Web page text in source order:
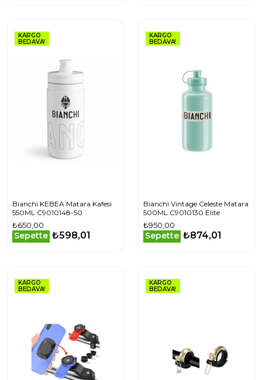
KARGO
BEDAVA!
Bianchi KEBEA Matara Kafesi
550ML C9010148-50
₺650,00
Sepette ₺598,01
KARGO
BEDAVA!
Bianchi Vintage Celeste Matara
500ML C9010130 Elite
₺950,00
Sepette ₺874,01
KARGO
BEDAVA!
KARGO
BEDAVA!